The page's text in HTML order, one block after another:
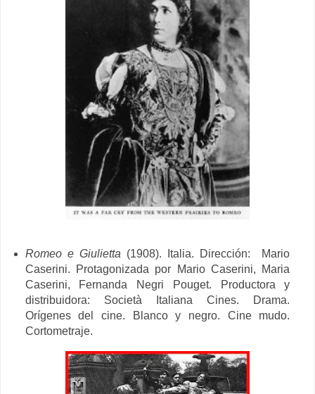
Romeo e Giulietta (1908). Italia. Dirección: Mario
Caserini. Protagonizada por Mario Caserini, Maria
Caserini, Fernanda Negri Pouget. Productora y
distribuidora: Società Italiana Cines. Drama.
Orígenes del cine. Blanco y negro. Cine mudo.
Cortometraje.